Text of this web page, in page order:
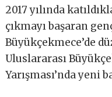
2017 yılında
çıkmayı başaran
Büyükçekmece’de
Uluslararası
Yarışması’nda yeni